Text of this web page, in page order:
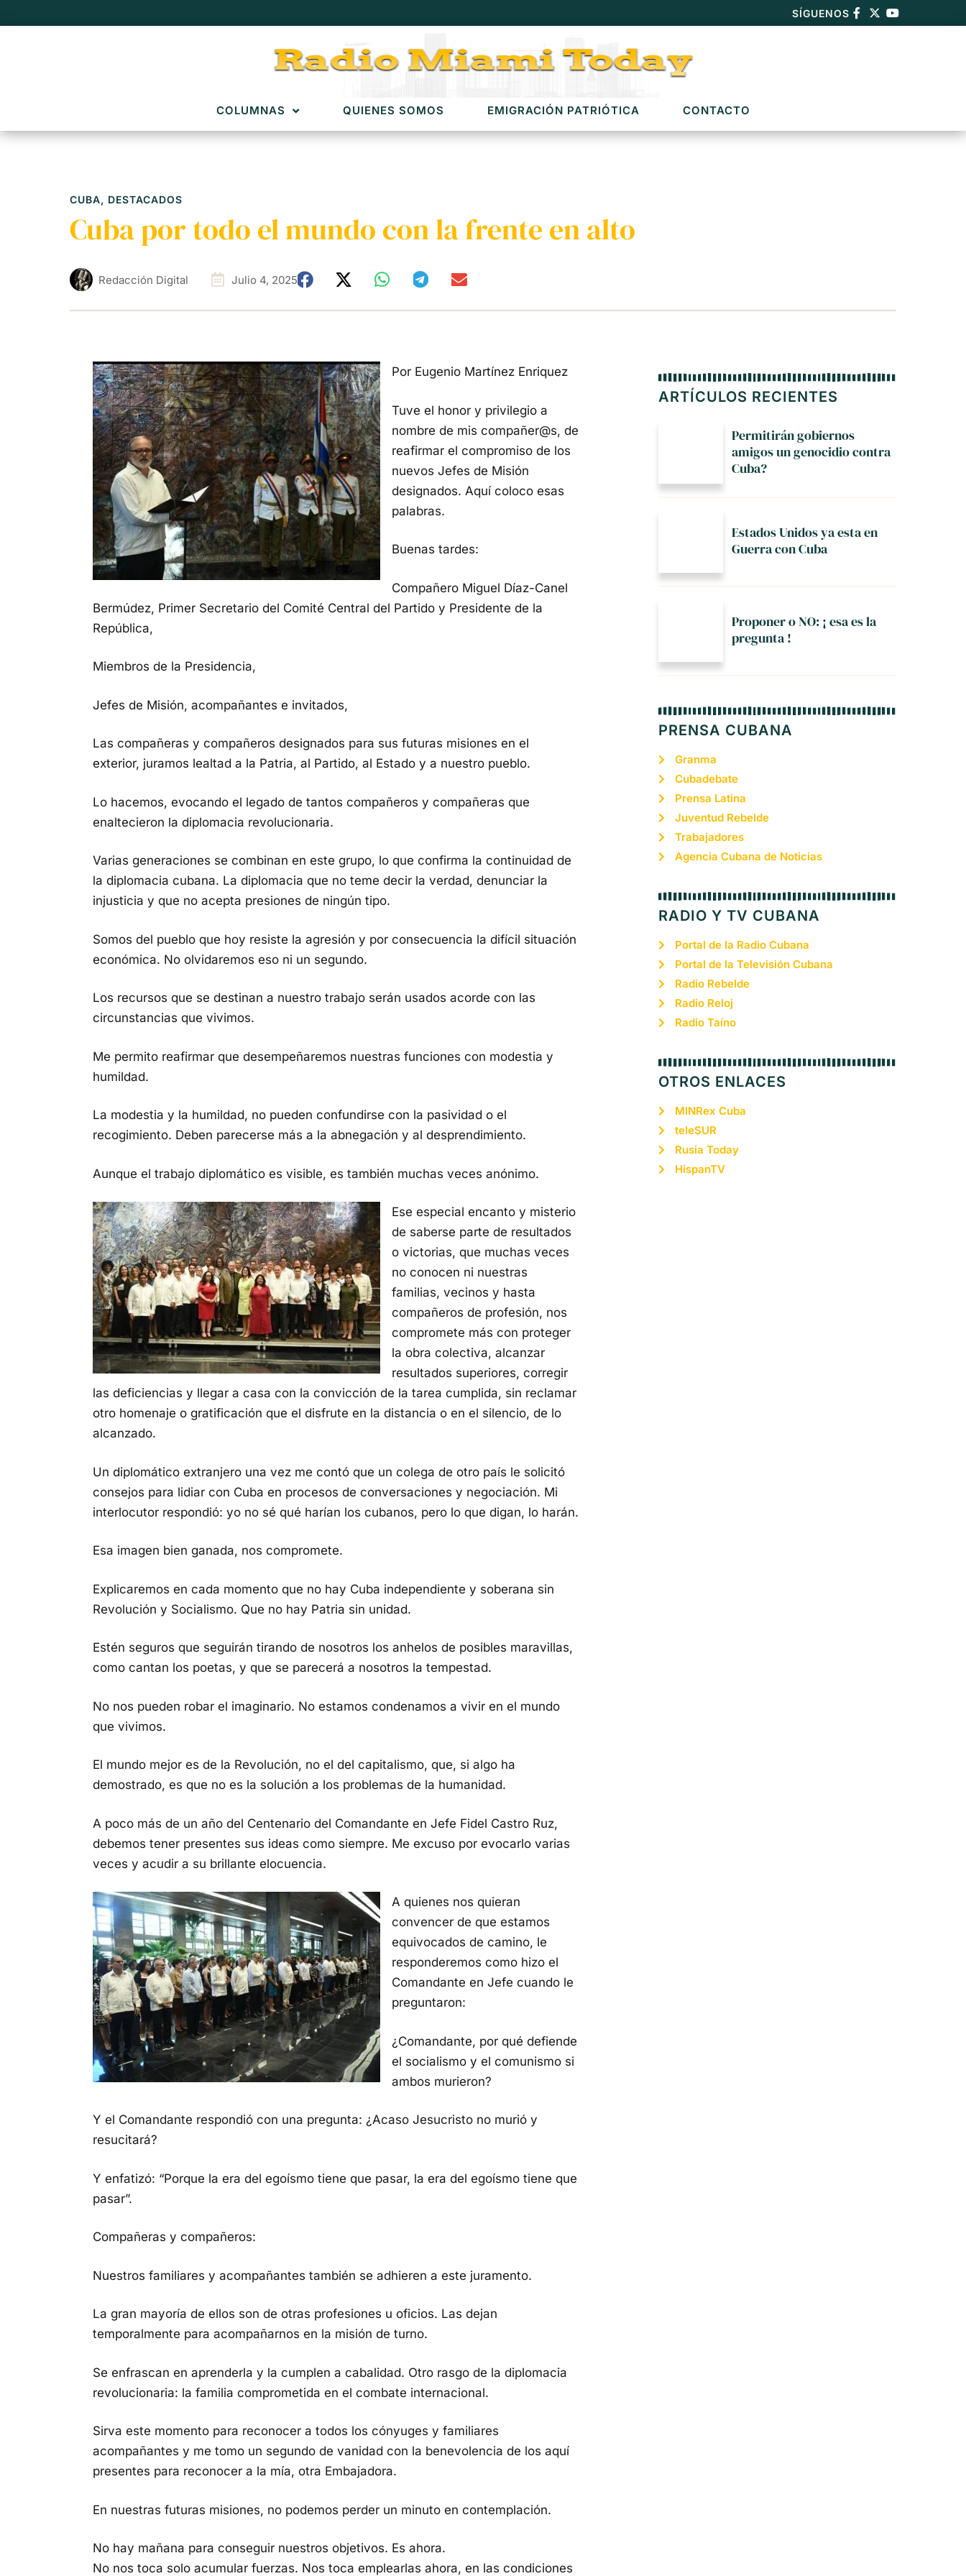
SÍGUENOS
COLUMNAS QUIENES SOMOS EMIGRACIÓN PATRIÓTICA CONTACTO
CUBA, DESTACADOS
Cuba por todo el mundo con la frente en alto
Redacción Digital Julio 4, 2025
Por Eugenio Martínez Enriquez
Tuve el honor y privilegio a
nombre de mis compañer@s, de
reafirmar el compromiso de los
nuevos Jefes de Misión
designados. Aquí coloco esas
palabras.
Buenas tardes:
Compañero Miguel Díaz-Canel
Bermúdez, Primer Secretario del Comité Central del Partido y Presidente de la
República,
Miembros de la Presidencia,
Jefes de Misión, acompañantes e invitados,
Las compañeras y compañeros designados para sus futuras misiones en el
exterior, juramos lealtad a la Patria, al Partido, al Estado y a nuestro pueblo.
Lo hacemos, evocando el legado de tantos compañeros y compañeras que
enaltecieron la diplomacia revolucionaria.
Varias generaciones se combinan en este grupo, lo que confirma la continuidad de
la diplomacia cubana. La diplomacia que no teme decir la verdad, denunciar la
injusticia y que no acepta presiones de ningún tipo.
Somos del pueblo que hoy resiste la agresión y por consecuencia la difícil situación
económica. No olvidaremos eso ni un segundo.
Los recursos que se destinan a nuestro trabajo serán usados acorde con las
circunstancias que vivimos.
Me permito reafirmar que desempeñaremos nuestras funciones con modestia y
humildad.
La modestia y la humildad, no pueden confundirse con la pasividad o el
recogimiento. Deben parecerse más a la abnegación y al desprendimiento.
Aunque el trabajo diplomático es visible, es también muchas veces anónimo.
Ese especial encanto y misterio
de saberse parte de resultados
o victorias, que muchas veces
no conocen ni nuestras
familias, vecinos y hasta
compañeros de profesión, nos
compromete más con proteger
la obra colectiva, alcanzar
resultados superiores, corregir
las deficiencias y llegar a casa con la convicción de la tarea cumplida, sin reclamar
otro homenaje o gratificación que el disfrute en la distancia o en el silencio, de lo
alcanzado.
Un diplomático extranjero una vez me contó que un colega de otro país le solicitó
consejos para lidiar con Cuba en procesos de conversaciones y negociación. Mi
interlocutor respondió: yo no sé qué harían los cubanos, pero lo que digan, lo harán.
Esa imagen bien ganada, nos compromete.
Explicaremos en cada momento que no hay Cuba independiente y soberana sin
Revolución y Socialismo. Que no hay Patria sin unidad.
Estén seguros que seguirán tirando de nosotros los anhelos de posibles maravillas,
como cantan los poetas, y que se parecerá a nosotros la tempestad.
No nos pueden robar el imaginario. No estamos condenamos a vivir en el mundo
que vivimos.
El mundo mejor es de la Revolución, no el del capitalismo, que, si algo ha
demostrado, es que no es la solución a los problemas de la humanidad.
A poco más de un año del Centenario del Comandante en Jefe Fidel Castro Ruz,
debemos tener presentes sus ideas como siempre. Me excuso por evocarlo varias
veces y acudir a su brillante elocuencia.
A quienes nos quieran
convencer de que estamos
equivocados de camino, le
responderemos como hizo el
Comandante en Jefe cuando le
preguntaron:
¿Comandante, por qué defiende
el socialismo y el comunismo si
ambos murieron?
Y el Comandante respondió con una pregunta: ¿Acaso Jesucristo no murió y
resucitará?
Y enfatizó: “Porque la era del egoísmo tiene que pasar, la era del egoísmo tiene que
pasar”.
Compañeras y compañeros:
Nuestros familiares y acompañantes también se adhieren a este juramento.
La gran mayoría de ellos son de otras profesiones u oficios. Las dejan
temporalmente para acompañarnos en la misión de turno.
Se enfrascan en aprenderla y la cumplen a cabalidad. Otro rasgo de la diplomacia
revolucionaria: la familia comprometida en el combate internacional.
Sirva este momento para reconocer a todos los cónyuges y familiares
acompañantes y me tomo un segundo de vanidad con la benevolencia de los aquí
presentes para reconocer a la mía, otra Embajadora.
En nuestras futuras misiones, no podemos perder un minuto en contemplación.
No hay mañana para conseguir nuestros objetivos. Es ahora.
No nos toca solo acumular fuerzas. Nos toca emplearlas ahora, en las condiciones
ARTÍCULOS RECIENTES
Permitirán gobiernos
amigos un genocidio contra
Cuba?
Estados Unidos ya esta en
Guerra con Cuba
Proponer o NO: ¡ esa es la
pregunta !
PRENSA CUBANA
Granma
Cubadebate
Prensa Latina
Juventud Rebelde
Trabajadores
Agencia Cubana de Noticias
RADIO Y TV CUBANA
Portal de la Radio Cubana
Portal de la Televisión Cubana
Radio Rebelde
Radio Reloj
Radio Taíno
OTROS ENLACES
MINRex Cuba
teleSUR
Rusia Today
HispanTV